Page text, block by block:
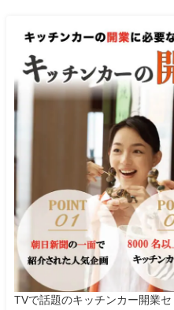
TVで話題のキッチンカー開業